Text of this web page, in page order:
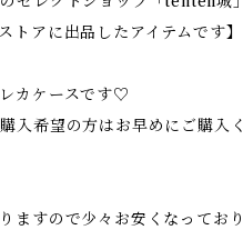
トアに出品したアイテムです】
カケースです♡
入希望の方はお早めにご購入く
ますので少々お安くなっており